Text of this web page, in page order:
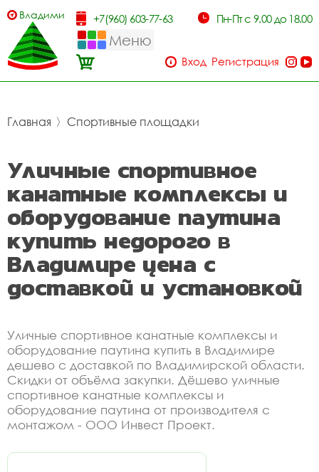
Владимир +7(960) 603-77-63 Пн-Пт с 9.00 до 18.00
Меню
Вход Регистрация
Главная 〉 Спортивные площадки
Уличные спортивное
канатные комплексы и
оборудование паутина
купить недорого в
Владимире цена с
доставкой и установкой
Уличные спортивное канатные комплексы и
оборудование паутина купить в Владимире
дешево с доставкой по Владимирской области.
Скидки от объёма закупки. Дёшево уличные
спортивное канатные комплексы и
оборудование паутина от производителя с
монтажом - ООО Инвест Проект.